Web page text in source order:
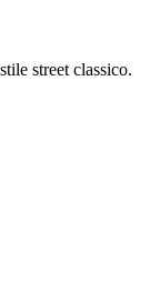
street classico.